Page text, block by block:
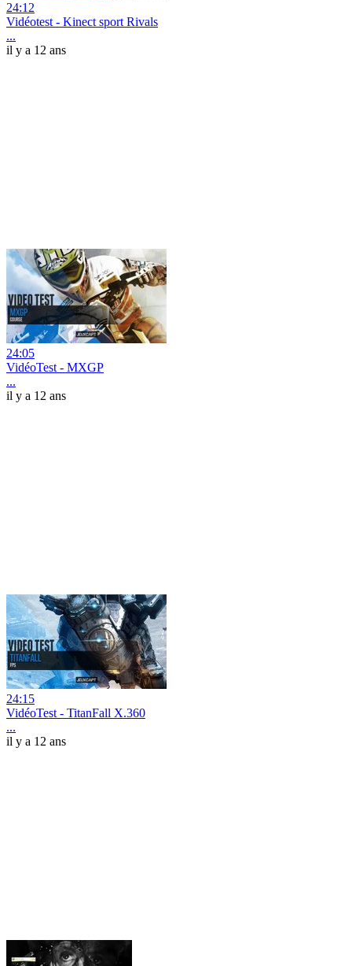
24:12
Vidéotest - Kinect sport Rivals
...
il y a 12 ans
24:05
VidéoTest - MXGP
...
il y a 12 ans
24:15
VidéoTest - TitanFall X.360
...
il y a 12 ans